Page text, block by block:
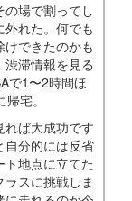
場で割ってし
れた。何でも
できたのかも
滞情報を見る
で1〜2時間ほ
宅。
れば大成功です
自分的には反省
地点に立てた
スに挑戦しま